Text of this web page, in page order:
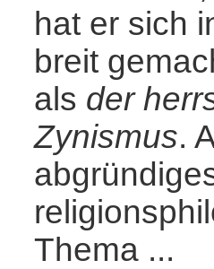
hat er sich
breit
als der
Zynismus.
Thema ...